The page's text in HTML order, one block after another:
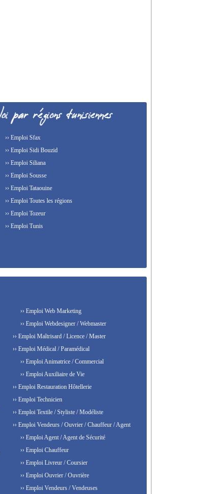
›› Emploi Sfax
›› Emploi Sidi Bouzid
›› Emploi Siliana
›› Emploi Sousse
›› Emploi Tataouine
›› Emploi Toutes les régions
›› Emploi Tozeur
›› Emploi Tunis
›› Emploi Web Marketing
›› Emploi Webdesigner / Webmaster
›› Emploi Maîtrisard / Licence / Master
›› Emploi Médical / Paramédical
›› Emploi Animatrice / Commercial
›› Emploi Auxiliaire de Vie
›› Emploi Restauration Hôtellerie
›› Emploi Technicien
›› Emploi Textile / Styliste / Modéliste
›› Emploi Vendeurs / Ouvrier / Chauffeur / Agent
›› Emploi Agent / Agent de Sécurité
›› Emploi Chauffeur
›› Emploi Livreur / Coursier
›› Emploi Ouvrier / Ouvrière
›› Emploi Vendeurs / Vendeuses